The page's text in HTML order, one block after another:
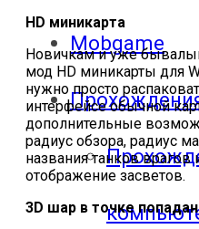
Mobgame
HD миникарта
Новичкам и уже
мод HD миникарты для
нужно просто
интерфейсе обычной
дополнительные
радиус обзора, радиус
названия танков
отображение засветов.
3D шар в точке